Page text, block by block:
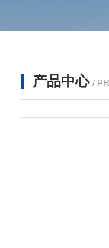
产品中心 /